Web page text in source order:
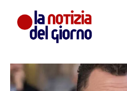
contenuto